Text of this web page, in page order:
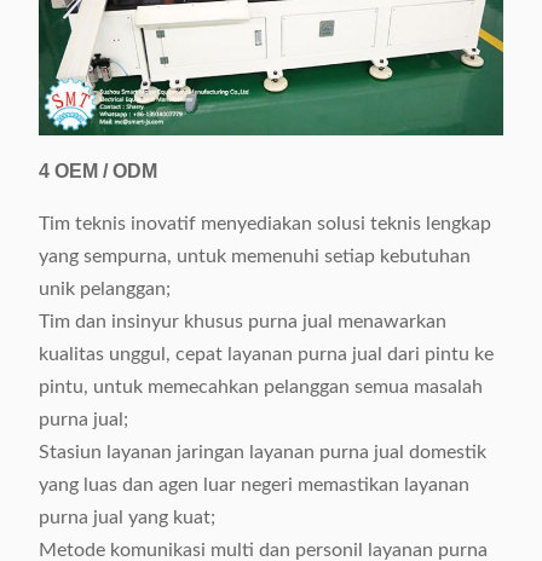
4 OEM / ODM
Tim teknis inovatif menyediakan solusi teknis lengkap
yang sempurna, untuk memenuhi setiap kebutuhan
unik pelanggan;
Tim dan insinyur khusus purna jual menawarkan
kualitas unggul, cepat layanan purna jual dari pintu ke
pintu, untuk memecahkan pelanggan semua masalah
purna jual;
Stasiun layanan jaringan layanan purna jual domestik
yang luas dan agen luar negeri memastikan layanan
purna jual yang kuat;
Metode komunikasi multi dan personil layanan purna